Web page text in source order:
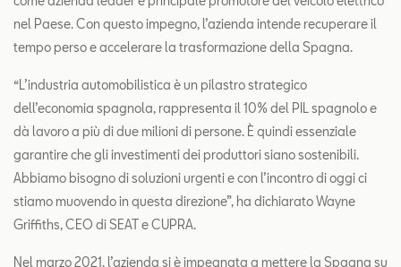
nel Paese. Con questo impegno, l’azienda intende recuperare il
tempo perso e accelerare la trasformazione della Spagna.
“L’industria automobilistica è un pilastro strategico
dell’economia spagnola, rappresenta il 10% del PIL spagnolo e
dà lavoro a più di due milioni di persone. È quindi essenziale
garantire che gli investimenti dei produttori siano sostenibili.
Abbiamo bisogno di soluzioni urgenti e con l’incontro di oggi ci
stiamo muovendo in questa direzione”, ha dichiarato Wayne
Griffiths, CEO di SEAT e CUPRA.
Nel marzo 2021, l’azienda si è impegnata a mettere la Spagna su